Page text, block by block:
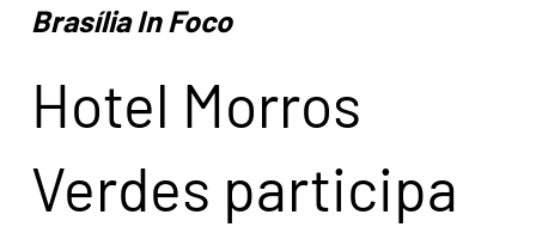
Brasília In Foco
Hotel Morros
Verdes participa